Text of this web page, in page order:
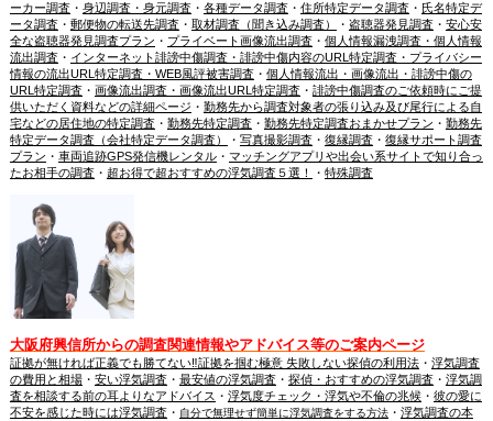
ーカー調査・ 身辺調査・身元調査・ 各種データ調査・ 住所特定データ調査・ 氏名特定デ
ータ調査・ 郵便物の転送先調査・ 取材調査（聞き込み調査） ・ 盗聴器発見調査・ 安心安
全な盗聴器発見調査プラン ・ プライベート画像流出調査・ 個人情報漏洩調査・個人情報
流出調査・ インターネット誹謗中傷調査・誹謗中傷内容のURL特定調査・プライバシー
情報の流出URL特定調査・WEB風評被害調査・ 個人情報流出・画像流出・誹謗中傷の
URL特定調査・ 画像流出調査・画像流出URL特定調査・ 誹謗中傷調査のご依頼時にご提
供いただく資料などの詳細ページ ・ 勤務先から調査対象者の張り込み及び尾行による自
宅などの居住地の特定調査・ 勤務先特定調査・ 勤務先特定調査おまかせプラン ・ 勤務先
特定データ調査（会社特定データ調査）
・ 写真撮影調査・ 復縁調査・ 復縁サポート調査
プラン ・ 車両追跡GPS発信機レンタル・ マッチングアプリや出会い系サイトで知り合っ
たお相手の調査・ 超お得で超おすすめの浮気調査５選！ ・ 特殊調査
大阪府興信所からの調査関連情報やアドバイス等のご案内ページ
証拠が無ければ正義でも勝てない‼証拠を掴む極意 失敗しない探偵の利用法・ 浮気調査
の費用と相場・ 安い浮気調査・ 最安値の浮気調査・ 探偵・おすすめの浮気調査・ 浮気調
査を相談する前の耳よりなアドバイス ・ 浮気度チェック・浮気や不倫の兆候・ 彼の愛に
不安を感じた時には浮気調査・ 自分で無理せず簡単に浮気調査をする方法・ 浮気調査の本